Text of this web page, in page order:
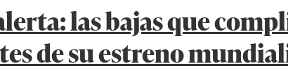
las bajas que
de su estreno